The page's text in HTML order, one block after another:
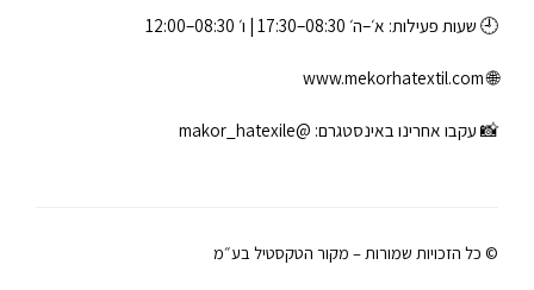
🕘 שעות פעילות: א׳–ה׳ 08:30–17:30 | ו׳ 08:30–12:00
🌐
www.mekorhatextil.com
📸 עקבו אחרינו באינסטגרם: @makor_hatexile
© כל הזכויות שמורות – מקור הטקסטיל בע״מ